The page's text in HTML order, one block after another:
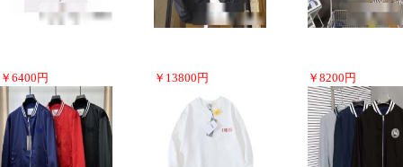
￥ 6400 円 ￥ 13800 円 ￥ 8200 円